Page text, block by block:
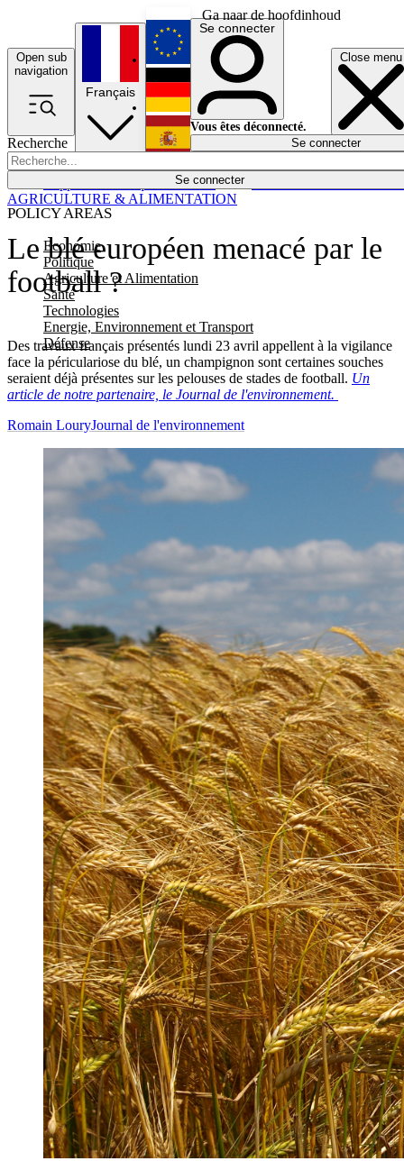
Ga naar de hoofdinhoud
Open sub
navigation
Close menu
Recherche
Se connecter
POLICY AREAS
Economie
Politique
Agriculture et Alimentation
Santé
Technologies
Energie, Environnement et Transport
Défense
Économie
Français
English
Deutsch
Español
Se connecter
Vous êtes déconnecté.
Se connecter
Le blé européen menacé par le
football ?
Des travaux français présentés lundi 23 avril appellent à la vigilance
face la périculariose du blé, un champignon sont certaines souches
seraient déjà présentes sur les pelouses de stades de football. Un
article de notre partenaire, le Journal de l'environnement.
AGRICULTURE & ALIMENTATION
Romain LouryJournal de l'environnement